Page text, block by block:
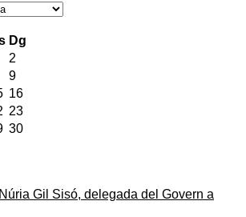
Dg
2
9
16
23
30
Gil Sisó, delegada del Govern a